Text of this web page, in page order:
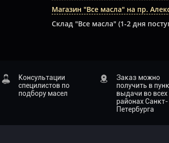
Магазин "Все масла" на пр.
Склад "Все масла" (1-2 дня
Консультации
специлистов по
подбору масел
Заказ можно
получить в
выдачи во всех
районах Санкт-
Петербурга